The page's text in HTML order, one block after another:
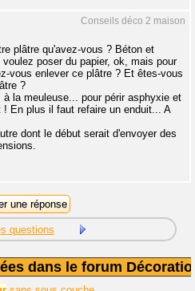
Conseils déco 2 maison
plâtre qu'avez-vous ? Béton et
poser du papier, ok, mais pour
vous enlever ce plâtre ? Et êtes-vous
?
à la meuleuse... pour périr asphyxie et
En plus il faut refaire un enduit... A
dont le début serait d'envoyer des
questions
dans le forum